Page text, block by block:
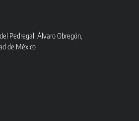
Pedregal, Álvaro Obregón,
de México